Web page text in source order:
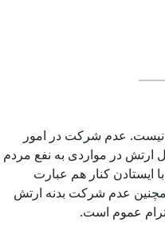
نیست. عدم شرکت در امور
در مواردی به نفع مردم
ایستادن کنار هم عبارت
عدم شرکت بدنه ارتش
عموم است.